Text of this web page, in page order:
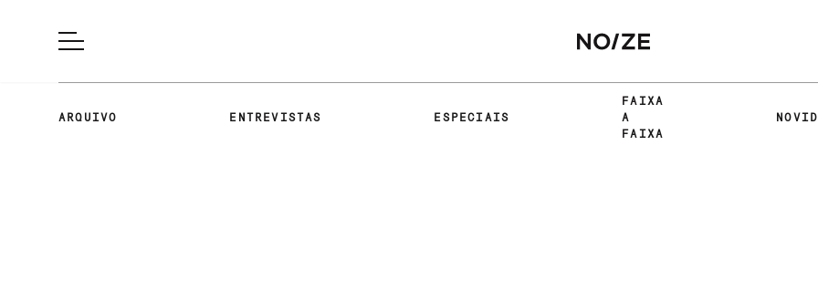
ARQUIVO ENTREVISTAS ESPECIAIS
FAIXA
A
FAIXA